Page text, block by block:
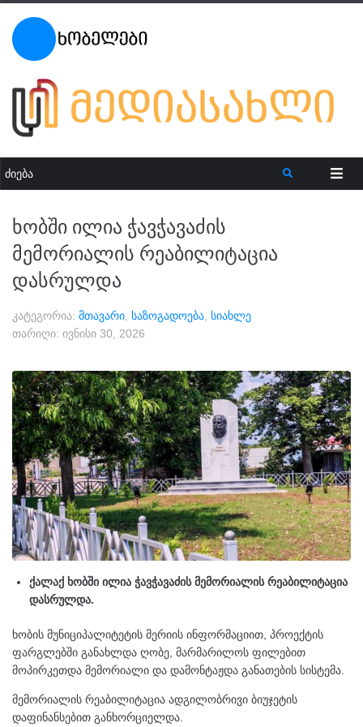
ხობში ილია ჭავჭავაძის
მემორიალის რეაბილიტაცია
დასრულდა
კატეგორია: მთავარი საზოგადოება სიახლე
თარიღი: ივნისი 30, 2026
ქალაქ ხობში ილია ჭავჭავაძის მემორიალის რეაბილიტაცია
დასრულდა.
ხობის მუნიციპალიტეტის მერიის ინფორმაციით, პროექტის
ფარგლებში განახლდა ღობე, მარმარილოს ფილებით
მოპირკეთდა მემორიალი და დამონტაჟდა განათების სისტემა.
მემორიალის რეაბილიტაცია ადგილობრივი ბიუჯეტის
დაფინანსებით განხორციელდა.